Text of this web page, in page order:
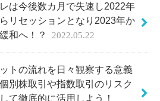
は今後数カ月で失速し2022年
リセッションとなり2023年か
和へ！？
2022.05.22
トの流れを日々観察する意義
別株取引や指数取引のリスク
て徹底的に活用しよう！